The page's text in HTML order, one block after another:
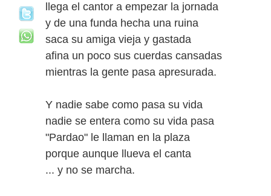
llega el cantor a empezar la jornada
y de una funda hecha una ruina
saca su amiga vieja y gastada
afina un poco sus cuerdas cansadas
mientras la gente pasa apresurada.
Y nadie sabe como pasa su vida
nadie se entera como su vida pasa
"Pardao" le llaman en la plaza
porque aunque llueva el canta
... y no se marcha.